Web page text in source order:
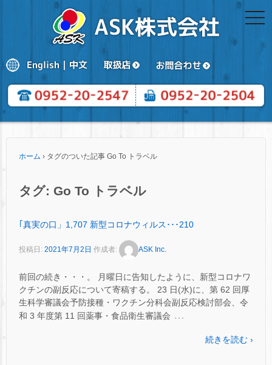
ホーム › タグのついた記事 Go To トラベル
タグ: Go To トラベル
｢真実の口」1,707 新型コロナウィルス･･･210
投稿日: 2021年7月2日 作成者: ASK Inc.
前回の続き・・・。 月曜日に告知したように、新型コロナワ
クチンの副反応について寄稿する。 23 日(水)に、第 62 回厚
生科学審議会予防接種・ワクチン分科会副反応検討部会、令
和 3 年度第 11 回薬事・食品衛生審議会 …
続きを読む ›